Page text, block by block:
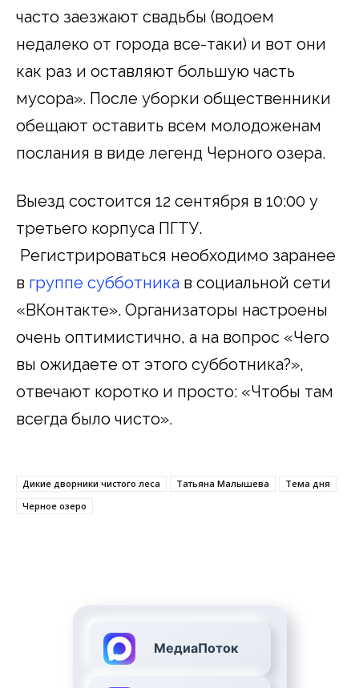
часто заезжают свадьбы (водоем
недалеко от города все-таки) и вот они
как раз и оставляют большую часть
мусора». После уборки общественники
обещают оставить всем молодоженам
послания в виде легенд Черного озера.
Выезд состоится 12 сентября в 10:00 у
третьего корпуса ПГТУ.
Регистрироваться необходимо заранее
в группе субботника в социальной сети
«ВКонтакте». Организаторы настроены
очень оптимистично, а на вопрос «Чего
вы ожидаете от этого субботника?»,
отвечают коротко и просто: «Чтобы там
всегда было чисто».
Дикие дворники чистого леса Татьяна Малышева
Тема дня
Черное озеро
МедиаПоток